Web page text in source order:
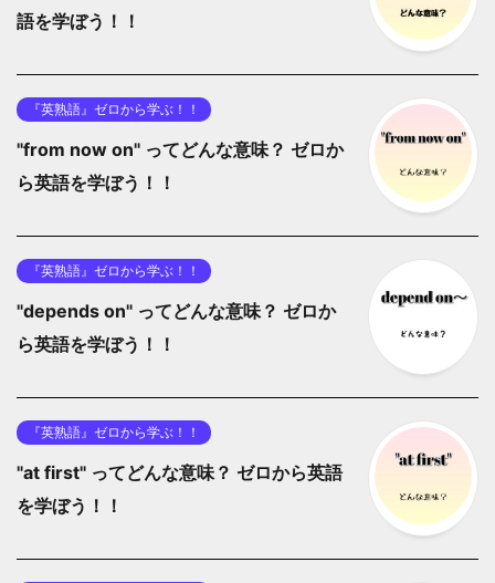
語を学ぼう！！
『英熟語』ゼロから学ぶ！！
"from now on" ってどんな意味？ ゼロか
ら英語を学ぼう！！
『英熟語』ゼロから学ぶ！！
"depends on" ってどんな意味？ ゼロか
ら英語を学ぼう！！
『英熟語』ゼロから学ぶ！！
"at first" ってどんな意味？ ゼロから英語
を学ぼう！！